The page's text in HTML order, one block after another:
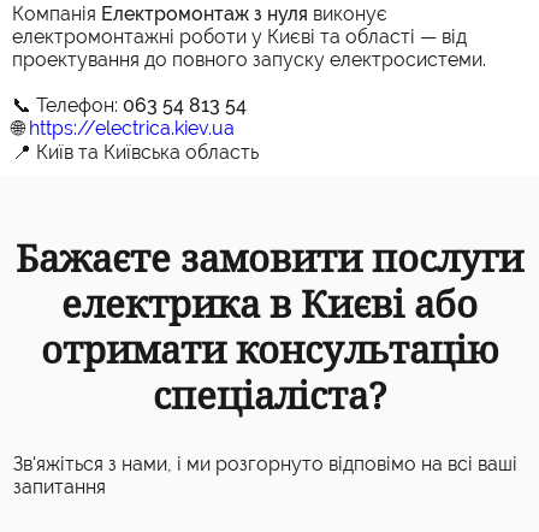
Компанія Електромонтаж з нуля виконує
електромонтажні роботи у Києві та області — від
проектування до повного запуску електросистеми.
📞 Телефон: 063 54 813 54
🌐 https://electrica.kiev.ua
📍 Київ та Київська область
Бажаєте замовити послуги
електрика в Києві або
отримати консультацію
спеціаліста?
Зв'яжіться з нами, і ми розгорнуто відповімо на всі ваші
запитання